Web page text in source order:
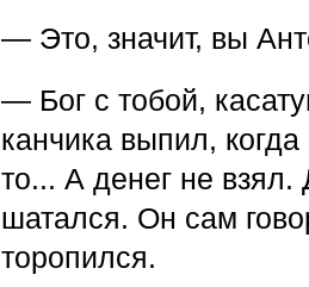
— Это, значит, вы
— Бог с тобой,
канчика выпил,
то... А денег не
шатался. Он сам
торопился.